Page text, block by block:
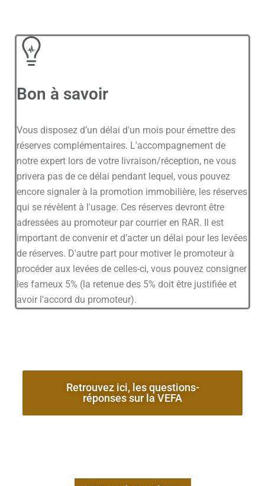
Bon à savoir
Vous disposez d’un délai d'un mois pour émettre des
réserves complémentaires. L'accompagnement de
notre expert lors de votre livraison/réception, ne vous
privera pas de ce délai pendant lequel, vous pouvez
encore signaler à la promotion immobilière, les réserves
qui se révèlent à l'usage. Ces réserves devront être
adressées au promoteur par courrier en RAR. Il est
important de convenir et d’acter un délai pour les levées
de réserves. D'autre part pour motiver le promoteur à
procéder aux levées de celles-ci, vous pouvez consigner
les fameux 5% (la retenue des 5% doit être justifiée et
avoir l'accord du promoteur).
Retrouvez ici, les questions-
réponses sur la VEFA